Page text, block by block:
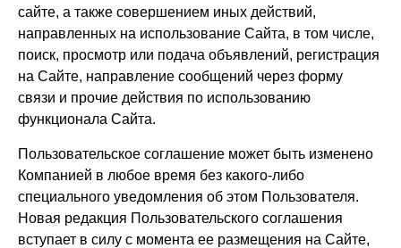
сайте, а также совершением иных действий,
направленных на использование Сайта, в том числе,
поиск, просмотр или подача объявлений, регистрация
на Сайте, направление сообщений через форму
связи и прочие действия по использованию
функционала Сайта.
Пользовательское соглашение может быть изменено
Компанией в любое время без какого-либо
специального уведомления об этом Пользователя.
Новая редакция Пользовательского соглашения
вступает в силу с момента ее размещения на Сайте,